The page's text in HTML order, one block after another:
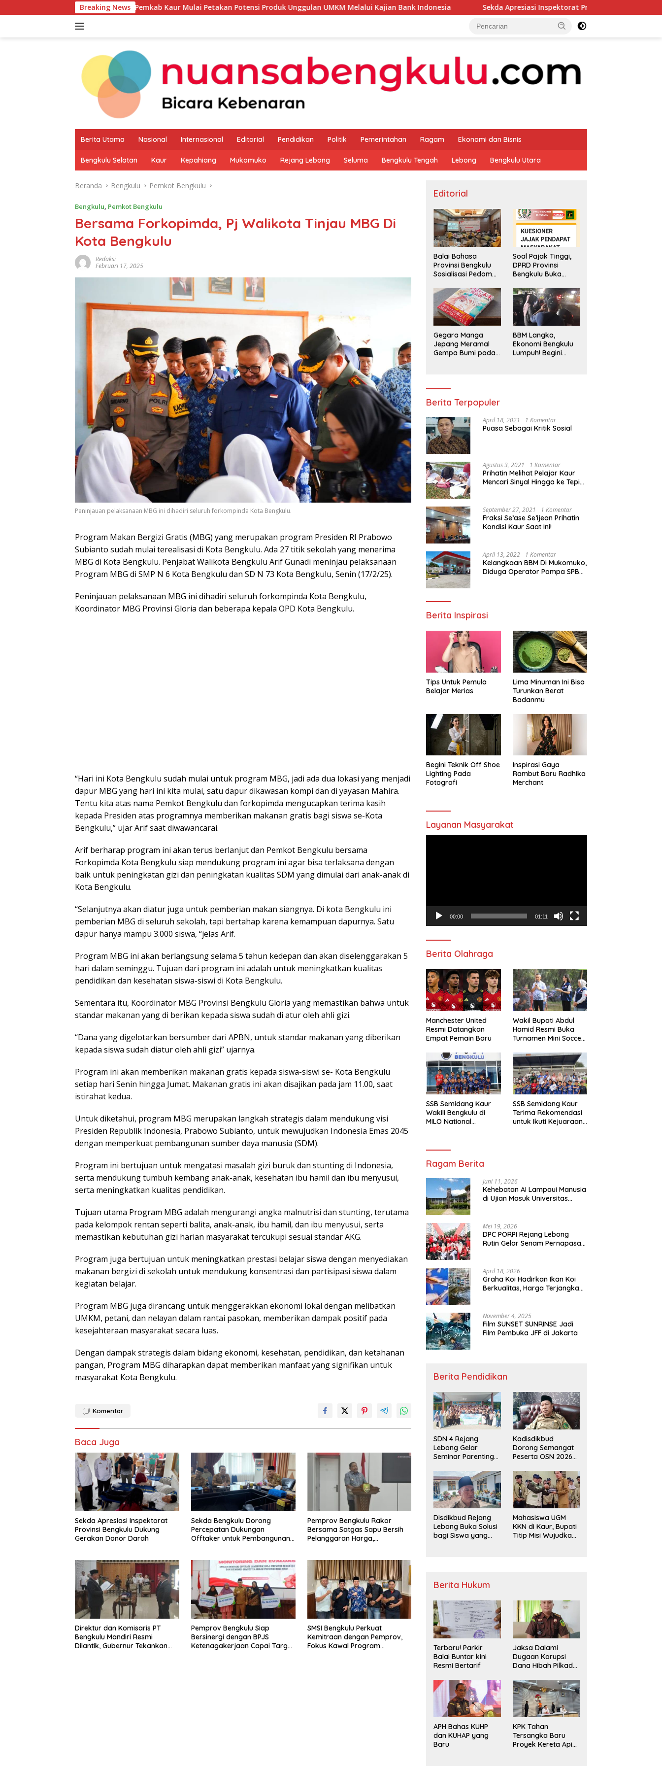
ke
Breaking News
Pemkab Kaur Mulai Petakan Potensi Produk Unggulan UMKM Melalui Kajian Bank Indonesia Sekda Apresiasi Inspektorat Provinsi Bengkulu Dukung Gerakan
Berita Utama Nasional Internasional Editorial Pendidikan Politik Pemerintahan Ragam Ekonomi dan Bisnis
Bengkulu Selatan Kaur Kepahiang Mukomuko Rejang Lebong Seluma Bengkulu Tengah Lebong Bengkulu Utara
Beranda Bengkulu Pemkot Bengkulu
Bengkulu, Pemkot Bengkulu
Bersama Forkopimda, Pj Walikota Tinjau MBG Di
Kota Bengkulu
Redaksi
Februari 17, 2025
Peninjauan pelaksanaan MBG ini dihadiri seluruh forkompinda Kota Bengkulu.
Program Makan Bergizi Gratis (MBG) yang merupakan program Presiden RI Prabowo
Subianto sudah mulai terealisasi di Kota Bengkulu. Ada 27 titik sekolah yang menerima
MBG di Kota Bengkulu. Penjabat Walikota Bengkulu Arif Gunadi meninjau pelaksanaan
Program MBG di SMP N 6 Kota Bengkulu dan SD N 73 Kota Bengkulu, Senin (17/2/25).
Peninjauan pelaksanaan MBG ini dihadiri seluruh forkompinda Kota Bengkulu,
Koordinator MBG Provinsi Gloria dan beberapa kepala OPD Kota Bengkulu.
“Hari ini Kota Bengkulu sudah mulai untuk program MBG, jadi ada dua lokasi yang menjadi
dapur MBG yang hari ini kita mulai, satu dapur dikawasan kompi dan di yayasan Mahira.
Tentu kita atas nama Pemkot Bengkulu dan forkopimda mengucapkan terima kasih
kepada Presiden atas programnya memberikan makanan gratis bagi siswa se-Kota
Bengkulu,” ujar Arif saat diwawancarai.
Arif berharap program ini akan terus berlanjut dan Pemkot Bengkulu bersama
Forkopimda Kota Bengkulu siap mendukung program ini agar bisa terlaksana dengan
baik untuk peningkatan gizi dan peningkatan kualitas SDM yang dimulai dari anak-anak di
Kota Bengkulu.
“Selanjutnya akan diatur juga untuk pemberian makan siangnya. Di kota Bengkulu ini
pemberian MBG di seluruh sekolah, tapi bertahap karena kemampuan dapurnya. Satu
dapur hanya mampu 3.000 siswa, “jelas Arif.
Program MBG ini akan berlangsung selama 5 tahun kedepan dan akan diselenggarakan 5
hari dalam seminggu. Tujuan dari program ini adalah untuk meningkatkan kualitas
pendidikan dan kesehatan siswa-siswi di Kota Bengkulu.
Sementara itu, Koordinator MBG Provinsi Bengkulu Gloria yang memastikan bahwa untuk
standar makanan yang di berikan kepada siswa sudah di atur oleh ahli gizi.
“Dana yang digelotarkan bersumber dari APBN, untuk standar makanan yang diberikan
kepada siswa sudah diatur oleh ahli gizi” ujarnya.
Program ini akan memberikan makanan gratis kepada siswa-siswi se- Kota Bengkulu
setiap hari Senin hingga Jumat. Makanan gratis ini akan disajikan pada jam 11.00, saat
istirahat kedua.
Untuk diketahui, program MBG merupakan langkah strategis dalam mendukung visi
Presiden Republik Indonesia, Prabowo Subianto, untuk mewujudkan Indonesia Emas 2045
dengan memperkuat pembangunan sumber daya manusia (SDM).
Program ini bertujuan untuk mengatasi masalah gizi buruk dan stunting di Indonesia,
serta mendukung tumbuh kembang anak-anak, kesehatan ibu hamil dan ibu menyusui,
serta meningkatkan kualitas pendidikan.
Tujuan utama Program MBG adalah mengurangi angka malnutrisi dan stunting, terutama
pada kelompok rentan seperti balita, anak-anak, ibu hamil, dan ibu menyusui, serta
memastikan kebutuhan gizi harian masyarakat tercukupi sesuai standar AKG.
Program juga bertujuan untuk meningkatkan prestasi belajar siswa dengan menyediakan
makanan bergizi di sekolah untuk mendukung konsentrasi dan partisipasi siswa dalam
kegiatan belajar.
Program MBG juga dirancang untuk menggerakkan ekonomi lokal dengan melibatkan
UMKM, petani, dan nelayan dalam rantai pasokan, memberikan dampak positif pada
kesejahteraan masyarakat secara luas.
Dengan dampak strategis dalam bidang ekonomi, kesehatan, pendidikan, dan ketahanan
pangan, Program MBG diharapkan dapat memberikan manfaat yang signifikan untuk
masyarakat Kota Bengkulu.
Komentar
Baca Juga
Sekda Apresiasi Inspektorat
Provinsi Bengkulu Dukung
Gerakan Donor Darah
Sekda Bengkulu Dorong
Percepatan Dukungan
Offtaker untuk Pembangunan
Pemprov Bengkulu Rakor
Bersama Satgas Sapu Bersih
Pelanggaran Harga,
Sorotan
Direktur dan Komisaris PT
Bengkulu Mandiri Resmi
Dilantik, Gubernur Tekankan
Pemprov Bengkulu Siap
Bersinergi dengan BPJS
Ketenagakerjaan Capai Target
SMSI Bengkulu Perkuat
Kemitraan dengan Pemprov,
Fokus Kawal Program
Editorial
Balai Bahasa
Provinsi Bengkulu
Sosialisasi Pedoman
Penggunaan
Bahasa Indonesia
Soal Pajak Tinggi,
DPRD Provinsi
Bengkulu Buka
Pengaduan
Masyarakat
Gegara Manga
Jepang Meramal
Gempa Bumi pada
BBM Langka,
Ekonomi Bengkulu
Lumpuh! Begini
Berita Terpopuler
April 18, 2021 1 Komentar
Puasa Sebagai Kritik Sosial
Agustus 3, 2021 1 Komentar
Prihatin Melihat Pelajar Kaur
Mencari Sinyal Hingga ke Tepi
Segera Bertindak
September 27, 2021 1 Komentar
Fraksi Se’ase Se’ijean Prihatin
Kondisi Kaur Saat Ini!
April 13, 2022 1 Komentar
Kelangkaan BBM Di Mukomuko,
Diduga Operator Pompa SPBU
Berita Inspirasi
Tips Untuk Pemula
Belajar Merias
Lima Minuman Ini Bisa
Turunkan Berat
Badanmu
Begini Teknik Off Shoe
Lighting Pada
Fotografi
Inspirasi Gaya
Rambut Baru Radhika
Merchant
Layanan Masyarakat
00:00 01:11
Berita Olahraga
Manchester United
Resmi Datangkan
Empat Pemain Baru
Wakil Bupati Abdul
Hamid Resmi Buka
Turnamen Mini Soccer
SSB Semidang Kaur
Wakili Bengkulu di
MILO National
SSB Semidang Kaur
Terima Rekomendasi
untuk Ikuti Kejuaraan
Ragam Berita
Juni 11, 2026
Kehebatan AI Lampaui Manusia
di Ujian Masuk Universitas
Mei 19, 2026
DPC PORPI Rejang Lebong
Rutin Gelar Senam Pernapasan
April 18, 2026
Graha Koi Hadirkan Ikan Koi
Berkualitas, Harga Terjangkau
November 4, 2025
Film SUNSET SUNRINSE Jadi
Film Pembuka JFF di Jakarta
Berita Pendidikan
SDN 4 Rejang
Lebong Gelar
Seminar Parenting
Bullying,
Kadisdikbud: Patut
Jadi Contoh
Kadisdikbud
Dorong Semangat
Peserta OSN 2026
Disdikbud Rejang
Lebong Buka Solusi
bagi Siswa yang
Mahasiswa UGM
KKN di Kaur, Bupati
Titip Misi Wujudkan
Berita Hukum
Terbaru! Parkir
Balai Buntar kini
Resmi Bertarif
Jaksa Dalami
Dugaan Korupsi
Dana Hibah Pilkada
Kaur
APH Bahas KUHP
dan KUHAP yang
Baru
KPK Tahan
Tersangka Baru
Proyek Kereta Api